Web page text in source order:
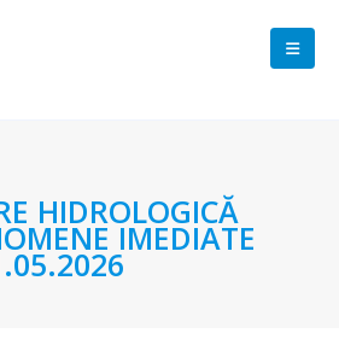
HIDROLOGICĂ
IMEDIATE